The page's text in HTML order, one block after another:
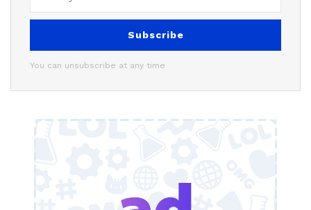
Subscribe
You can unsubscribe at any time